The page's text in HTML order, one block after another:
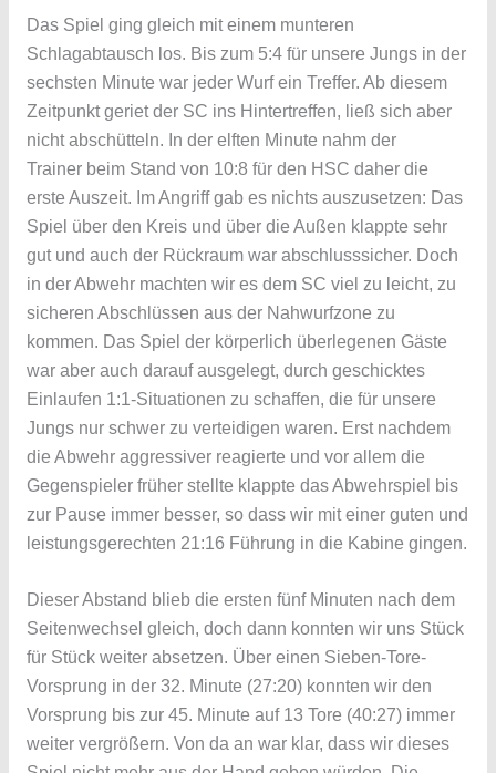
Das Spiel ging gleich mit einem munteren
Schlagabtausch los. Bis zum 5:4 für unsere Jungs in der
sechsten Minute war jeder Wurf ein Treffer. Ab diesem
Zeitpunkt geriet der SC ins Hintertreffen, ließ sich aber
nicht abschütteln. In der elften Minute nahm der
Trainer beim Stand von 10:8 für den HSC daher die
erste Auszeit. Im Angriff gab es nichts auszusetzen: Das
Spiel über den Kreis und über die Außen klappte sehr
gut und auch der Rückraum war abschlusssicher. Doch
in der Abwehr machten wir es dem SC viel zu leicht, zu
sicheren Abschlüssen aus der Nahwurfzone zu
kommen. Das Spiel der körperlich überlegenen Gäste
war aber auch darauf ausgelegt, durch geschicktes
Einlaufen 1:1-Situationen zu schaffen, die für unsere
Jungs nur schwer zu verteidigen waren. Erst nachdem
die Abwehr aggressiver reagierte und vor allem die
Gegenspieler früher stellte klappte das Abwehrspiel bis
zur Pause immer besser, so dass wir mit einer guten und
leistungsgerechten 21:16 Führung in die Kabine gingen.
Dieser Abstand blieb die ersten fünf Minuten nach dem
Seitenwechsel gleich, doch dann konnten wir uns Stück
für Stück weiter absetzen. Über einen Sieben-Tore-
Vorsprung in der 32. Minute (27:20) konnten wir den
Vorsprung bis zur 45. Minute auf 13 Tore (40:27) immer
weiter vergrößern. Von da an war klar, dass wir dieses